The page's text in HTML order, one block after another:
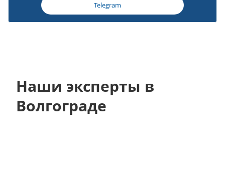
Telegram
Наши эксперты в
Волгограде